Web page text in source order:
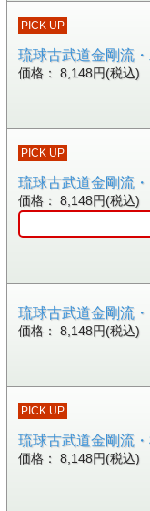
PICK UP
琉球古武道金剛流
価格： 8,148円(税込)
PICK UP
琉球古武道金剛流
価格： 8,148円(税込)
琉球古武道金剛流
価格： 8,148円(税込)
PICK UP
琉球古武道金剛流
価格： 8,148円(税込)